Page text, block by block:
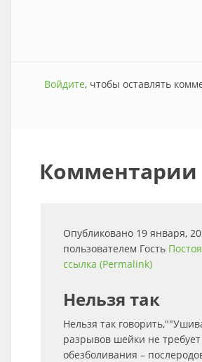
Войдите, чтобы оставлять
Комментарии
Опубликовано 19 января,
пользователем Гость
ссылка (Permalink)
Нельзя так
Нельзя так
разрывов шейки не требует
обезболивания –